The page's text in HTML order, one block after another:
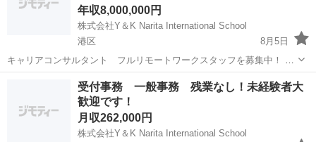
年収8,000,000円
株式会社Y＆K Narita International School
港区
8月5日
キャリアコンサルタント フルリモートワークスタッフを募集中！ 人
材関連のサポートを行なっていただきます！ ■募集概要 仕事内容 ・介
護職として転職したい求職者様のキャリアカウンセリング ・求職者様
にマッチする介...
コンサルタント リモートワーク
受付事務 一般事務 残業なし！未経験者大
歓迎です！
月収262,000円
株式会社Y＆K Narita International School